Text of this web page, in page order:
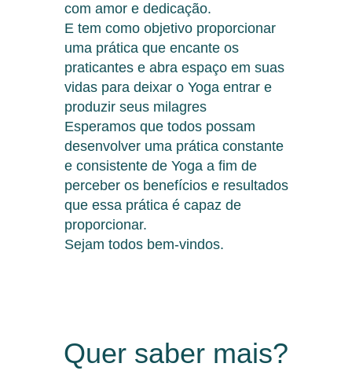
com amor e dedicação.
E tem como objetivo proporcionar
uma prática que encante os
praticantes e abra espaço em suas
vidas para deixar o Yoga entrar e
produzir seus milagres
Esperamos que todos possam
desenvolver uma prática constante
e consistente de Yoga a fim de
perceber os benefícios e resultados
que essa prática é capaz de
proporcionar.
Sejam todos bem-vindos.
Quer saber mais?